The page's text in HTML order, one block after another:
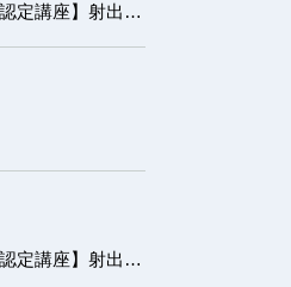
【大阪府認定講座】射出成形実技講座 ≪2026年度≫【大阪府認定講座】射出成形実技講座 基礎コース
【大阪府認定講座】射出成形実技講座 ≪2026年度≫【大阪府認定講座】射出成形実技講座 初級コース